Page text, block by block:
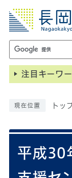
注目キーワ
現在位置 トッ
平成30